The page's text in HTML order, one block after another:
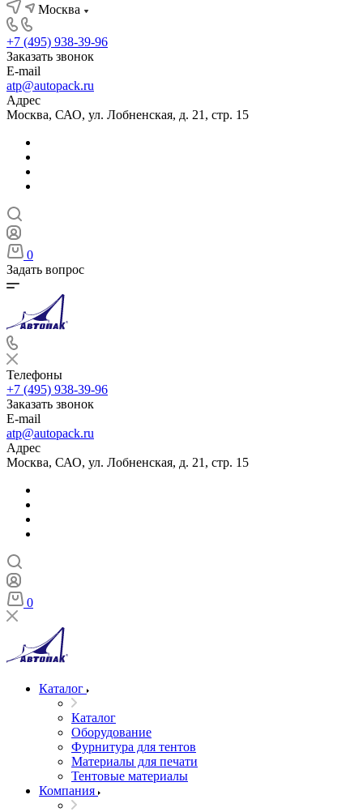
Москва
+7 (495) 938-39-96
Заказать звонок
E-mail
atp@autopack.ru
Адрес
Москва, САО, ул. Лобненская, д. 21, стр. 15
0
Задать вопрос
Телефоны
+7 (495) 938-39-96
Заказать звонок
E-mail
atp@autopack.ru
Адрес
Москва, САО, ул. Лобненская, д. 21, стр. 15
0
Каталог
Каталог
Оборудование
Фурнитура для тентов
Материалы для печати
Тентовые материалы
Компания